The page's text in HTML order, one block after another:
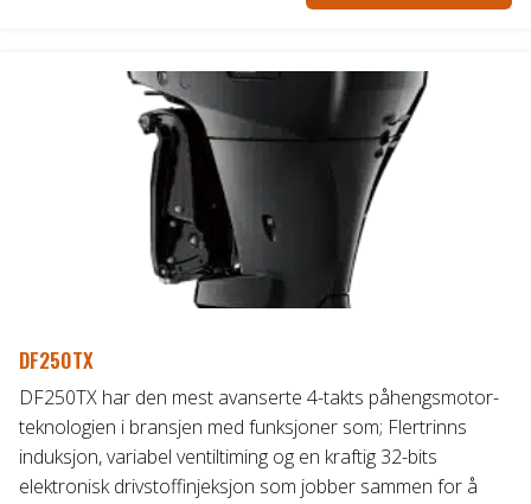
DF250TX
DF250TX har den mest avanserte 4-takts påhengsmotor-
teknologien i bransjen med funksjoner som; Flertrinns
induksjon, variabel ventiltiming og en kraftig 32-bits
elektronisk drivstoffinjeksjon som jobber sammen for å